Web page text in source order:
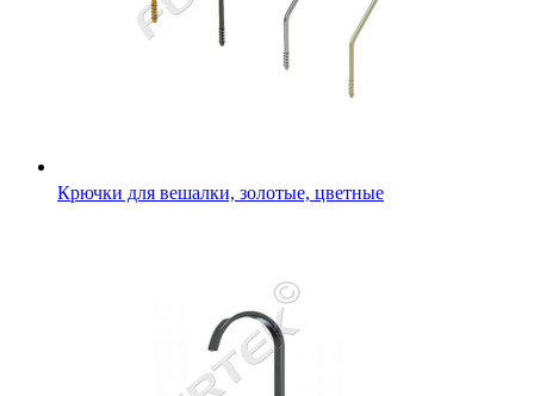
Крючки для вешалки, золотые, цветные